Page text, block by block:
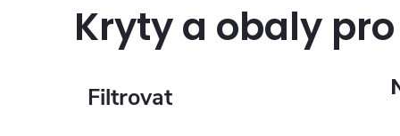
Kryty a obaly pro
P